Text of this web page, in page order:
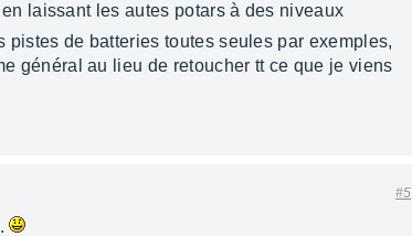
laissant les autes potars à des niveaux
de batteries toutes seules par exemples,
général au lieu de retoucher tt ce que je viens
#5